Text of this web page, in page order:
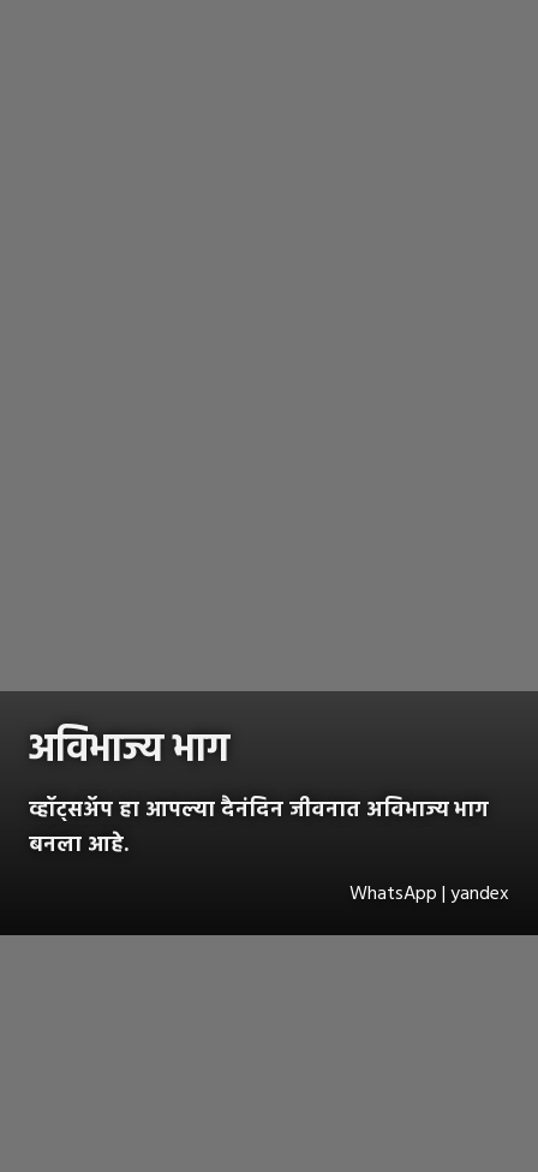
अविभाज्य भाग
व्हॉट्सअ‍ॅप हा आपल्या दैनंदिन जीवनात अविभाज्य भाग
बनला आहे.
WhatsApp | yandex